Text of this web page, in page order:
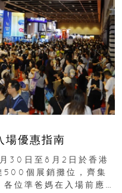
優惠指南
30日至8月2日於香港
500個展銷攤位，齊集
位準爸媽在入場前應